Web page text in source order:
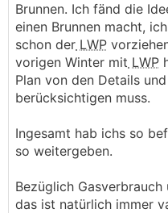
Brunnen. Ich fänd die
einen Brunnen macht,
schon der LWP
vorigen Winter mit LWP
Plan von den Details
berücksichtigen muss.
Ingesamt hab ichs so
so weitergeben.
Bezüglich
das ist natürlich immer